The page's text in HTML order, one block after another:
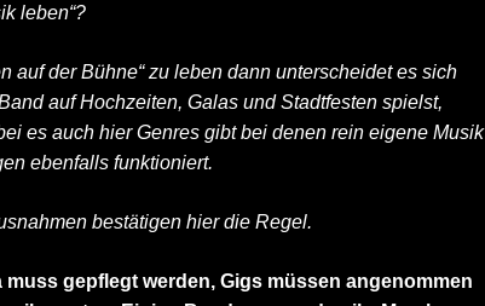
leben“?
auf der Bühne“ zu leben dann unterscheidet es sich
auf Hochzeiten, Galas und Stadtfesten spielst,
es auch hier Genres gibt bei denen rein eigene Musik
ebenfalls funktioniert.
bestätigen hier die Regel.
gepflegt werden, Gigs müssen angenommen